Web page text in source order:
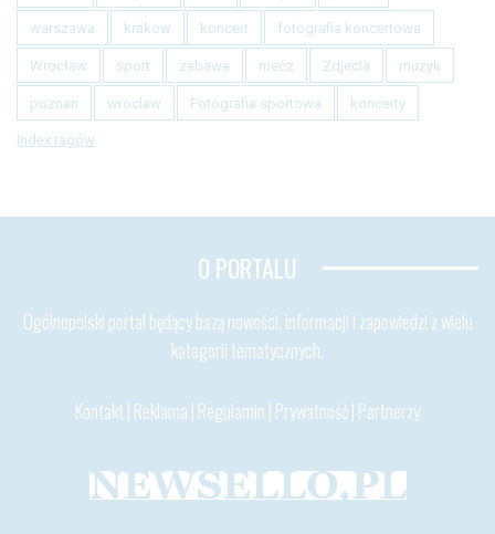
warszawa krakow koncert fotografia koncertowa
Wrocław sport zabawa mecz Zdjecia muzyk
poznan wroclaw Fotografia sportowa koncerty
Index tagów
O PORTALU
Ogólnopolski portal będący bazą nowości, informacji i zapowiedzi z wielu
kategorii tematycznych.
Kontakt | Reklama | Regulamin | Prywatność| Partnerzy